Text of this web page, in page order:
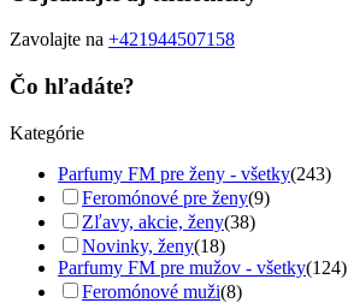
Zavolajte na +421944507158
Čo hľadáte?
Kategórie
Parfumy FM pre ženy - všetky(243)
Feromónové pre ženy(9)
Zľavy, akcie, ženy(38)
Novinky, ženy(18)
Parfumy FM pre mužov - všetky(124)
Feromónové muži(8)